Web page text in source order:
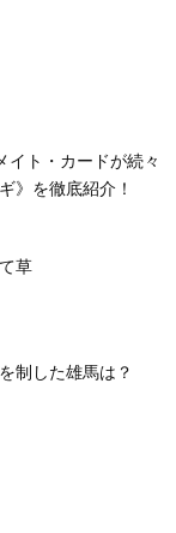
イト・カードが続々
》を徹底紹介！
草
制した雄馬は？